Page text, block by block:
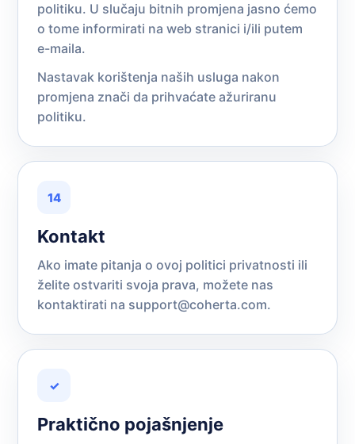
politiku. U slučaju bitnih promjena jasno ćemo
o tome informirati na web stranici i/ili putem
e-maila.
Nastavak korištenja naših usluga nakon
promjena znači da prihvaćate ažuriranu
politiku.
14
Kontakt
Ako imate pitanja o ovoj politici privatnosti ili
želite ostvariti svoja prava, možete nas
kontaktirati na support@coherta.com.
✓
Praktično pojašnjenje